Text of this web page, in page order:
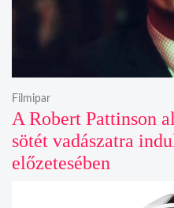
A Robert Pattinson
sötét vadászatra
előzetesében
Filmipar